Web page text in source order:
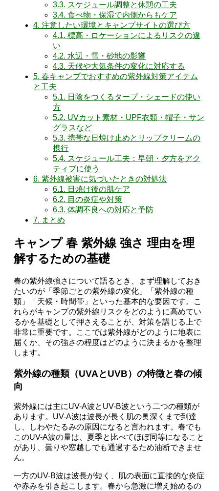
3.3. スケジュール調整と休憩の工夫
3.4. 食べ物・保湿で内側からもケア
4. 注意したい環境とキャンプサイトの選び方
4.1. 標高・ロケーションによるリスクの違
い
4.2. 水辺・雪・砂地の影響
4.3. 天候や大気条件の変化に対応する
5. 春キャンプでおすすめの紫外線対策アイテム
と工夫
5.1. 日陰をつくるタープ・シェードの使い
方
5.2. UVカット素材・UPF衣類・帽子・サン
グラスなど
5.3. 携帯な日焼け止めとリップクリームの
携行
5.4. スケジュール工夫：早朝・夕方をアク
ティブに使う
6. 紫外線被害に気づいたときの対処法
6.1. 日焼け後の肌ケア
6.2. 目の炎症や対策
6.3. 体調不良への対応と予防
7. まとめ
キャンプ 春 紫外線 強さ 理由を理
解するための基礎
春の紫外線強さについて語るとき、まず理解しておき
たいのが「季節ごとの紫外線の変化」「紫外線の種
類」「天候・時間帯」といった基本的な要因です。こ
れらがキャンプの紫外線リスクをどのように高めてい
るかを基礎として押さえることが、対策を講じる上で
非常に重要です。ここでは紫外線がどのように地表に
届くか、その強さの程度はどのように決まるかを整理
します。
紫外線の種類（UVAとUVB）の特徴と春の傾
向
紫外線には主にUV-A波とUV-B波という二つの種類が
あります。UV-A波は波長が長く肌の奥深くまで到達
し、しわやたるみの原因になると言われます。春でも
このUV-A波の量は、夏季と比べてほぼ同等になること
があり、曇りや窓越しでも通過するため油断できませ
ん。
一方のUV-B波は波長が短く、肌の表面に直接的な炎症
や赤みを引き起こします。春から急激に増え始めるの